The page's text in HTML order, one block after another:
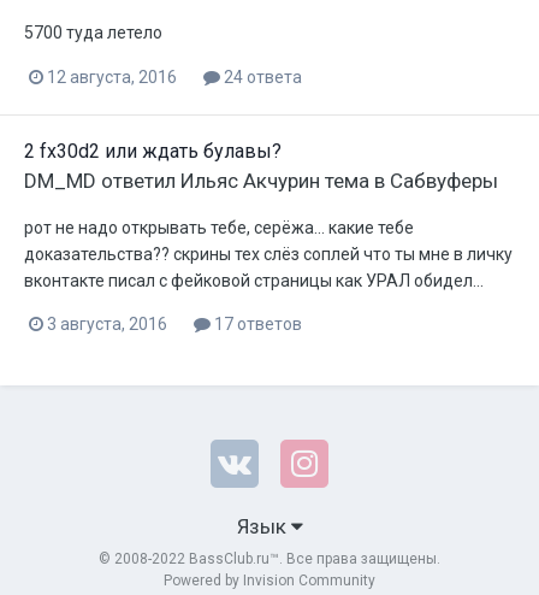
5700 туда летело
12 августа, 2016 24 ответа
2 fx30d2 или ждать булавы?
DM_MD ответил Ильяс Акчурин тема в Сабвуферы
рот не надо открывать тебе, серёжа... какие тебе
доказательства?? скрины тех слёз соплей что ты мне в личку
вконтакте писал с фейковой страницы как УРАЛ обидел...
3 августа, 2016 17 ответов
Язык
© 2008-2022 BassClub.ru™. Все права защищены.
Powered by Invision Community